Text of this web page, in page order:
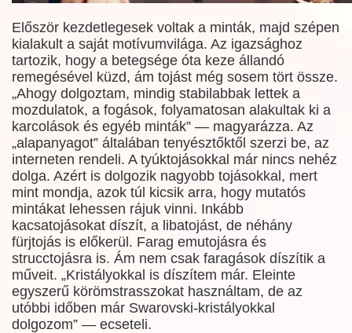
Először kezdetlegesek voltak a minták, majd szépen
kialakult a saját motívumvilága. Az igazsághoz
tartozik, hogy a betegsége óta keze állandó
remegésével küzd, ám tojást még sosem tört össze.
„Ahogy dolgoztam, mindig stabilabbak lettek a
mozdulatok, a fogások, folyamatosan alakultak ki a
karcolások és egyéb minták” — magyarázza. Az
„alapanyagot” általában tenyésztőktől szerzi be, az
interneten rendeli. A tyúktojásokkal már nincs nehéz
dolga. Azért is dolgozik nagyobb tojásokkal, mert
mint mondja, azok túl kicsik arra, hogy mutatós
mintákat lehessen rájuk vinni. Inkább
kacsatojásokat díszít, a libatojást, de néhány
fürjtojás is előkerül. Farag emutojásra és
strucctojásra is. Ám nem csak faragások díszítik a
műveit. „Kristályokkal is díszítem már. Eleinte
egyszerű körömstrasszokat használtam, de az
utóbbi időben már Swarovski-kristályokkal
dolgozom” — ecseteli.